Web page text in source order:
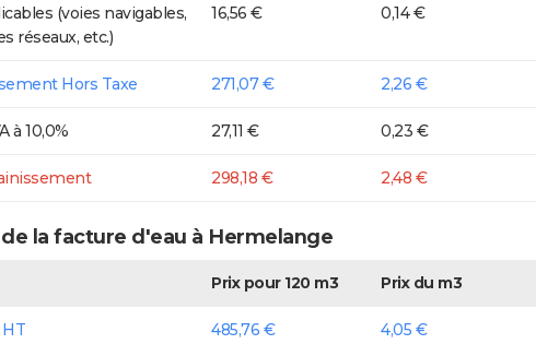
(voies navigables,
réseaux, etc.)
16,56 € 0,14 €
Hors Taxe 271,07 € 2,26 €
à 10,0% 27,11 € 0,23 €
298,18 € 2,48 €
la facture d'eau à Hermelange
Prix pour 120 m3 Prix du m3
485,76 € 4,05 €